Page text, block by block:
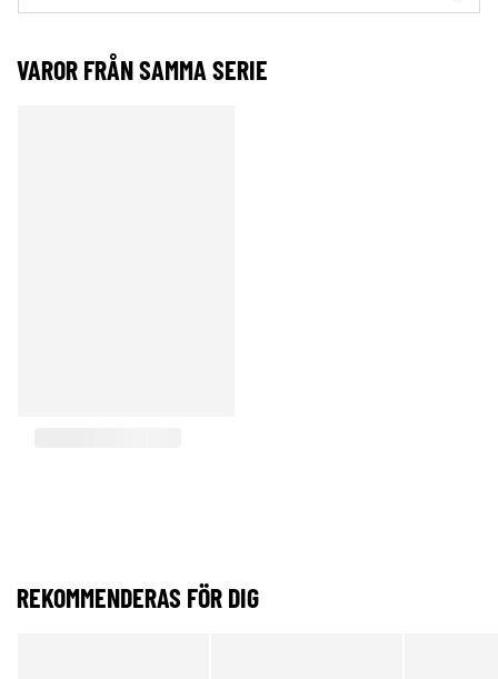
VAROR FRÅN SAMMA SERIE
REKOMMENDERAS FÖR DIG